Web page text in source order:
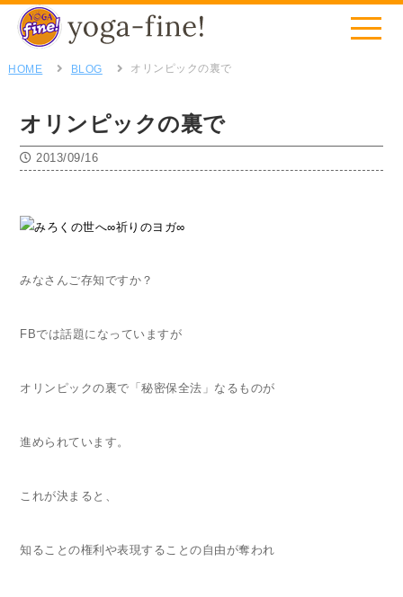
HOME BLOG オリンピックの裏で
オリンピックの裏で
2013/09/16
みなさんご存知ですか？
FBでは話題になっていますが
オリンピックの裏で「秘密保全法」なるものが
進められています。
これが決まると、
知ることの権利や表現することの自由が奪われ